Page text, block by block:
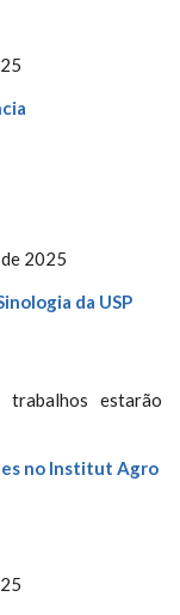
2025
da USP
estarão
no Institut Agro